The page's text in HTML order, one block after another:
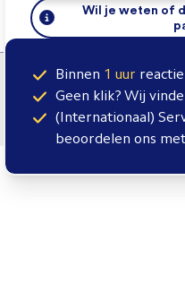
Wil je weten of
Binnen 1 uur reactie
Geen klik? Wij
(Internationaal)
beoordelen ons